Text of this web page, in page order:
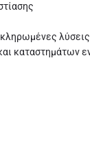
καταστημάτων